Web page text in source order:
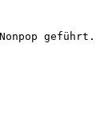
Nonpop